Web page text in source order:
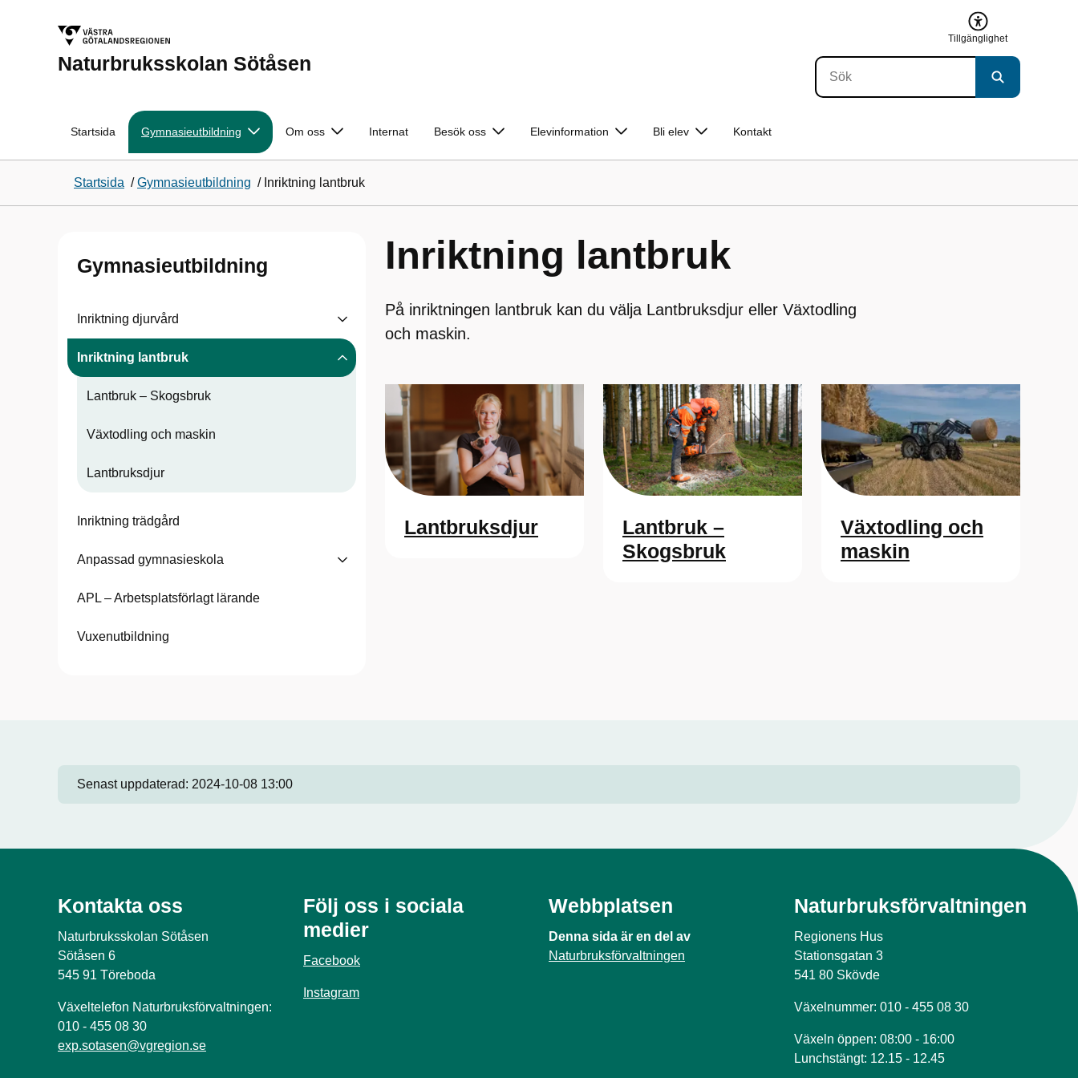
Naturbruksskolan Sötåsen
Tillgänglighet
Startsida Gymnasieutbildning Om oss Internat Besök oss Elevinformation Bli elev Kontakt
Startsida /Gymnasieutbildning / Inriktning lantbruk
Gymnasieutbildning
Inriktning djurvård
Inriktning lantbruk
Lantbruk – Skogsbruk
Växtodling och maskin
Lantbruksdjur
Inriktning trädgård
Anpassad gymnasieskola
APL – Arbetsplatsförlagt lärande
Vuxenutbildning
Inriktning lantbruk
På inriktningen lantbruk kan du välja Lantbruksdjur eller Växtodling
och maskin.
Lantbruksdjur
Lantbruk –
Skogsbruk
Växtodling och
maskin
Senast uppdaterad: 2024-10-08 13:00
Kontakta oss
Naturbruksskolan Sötåsen
Sötåsen 6
545 91 Töreboda
Växeltelefon Naturbruksförvaltningen:
010 - 455 08 30
exp.sotasen@vgregion.se
Följ oss i sociala
medier
Facebook
Instagram
Webbplatsen
Denna sida är en del av
Naturbruksförvaltningen
Naturbruksförvaltningen
Regionens Hus
Stationsgatan 3
541 80 Skövde
Växelnummer: 010 - 455 08 30
Växeln öppen: 08:00 - 16:00
Lunchstängt: 12.15 - 12.45